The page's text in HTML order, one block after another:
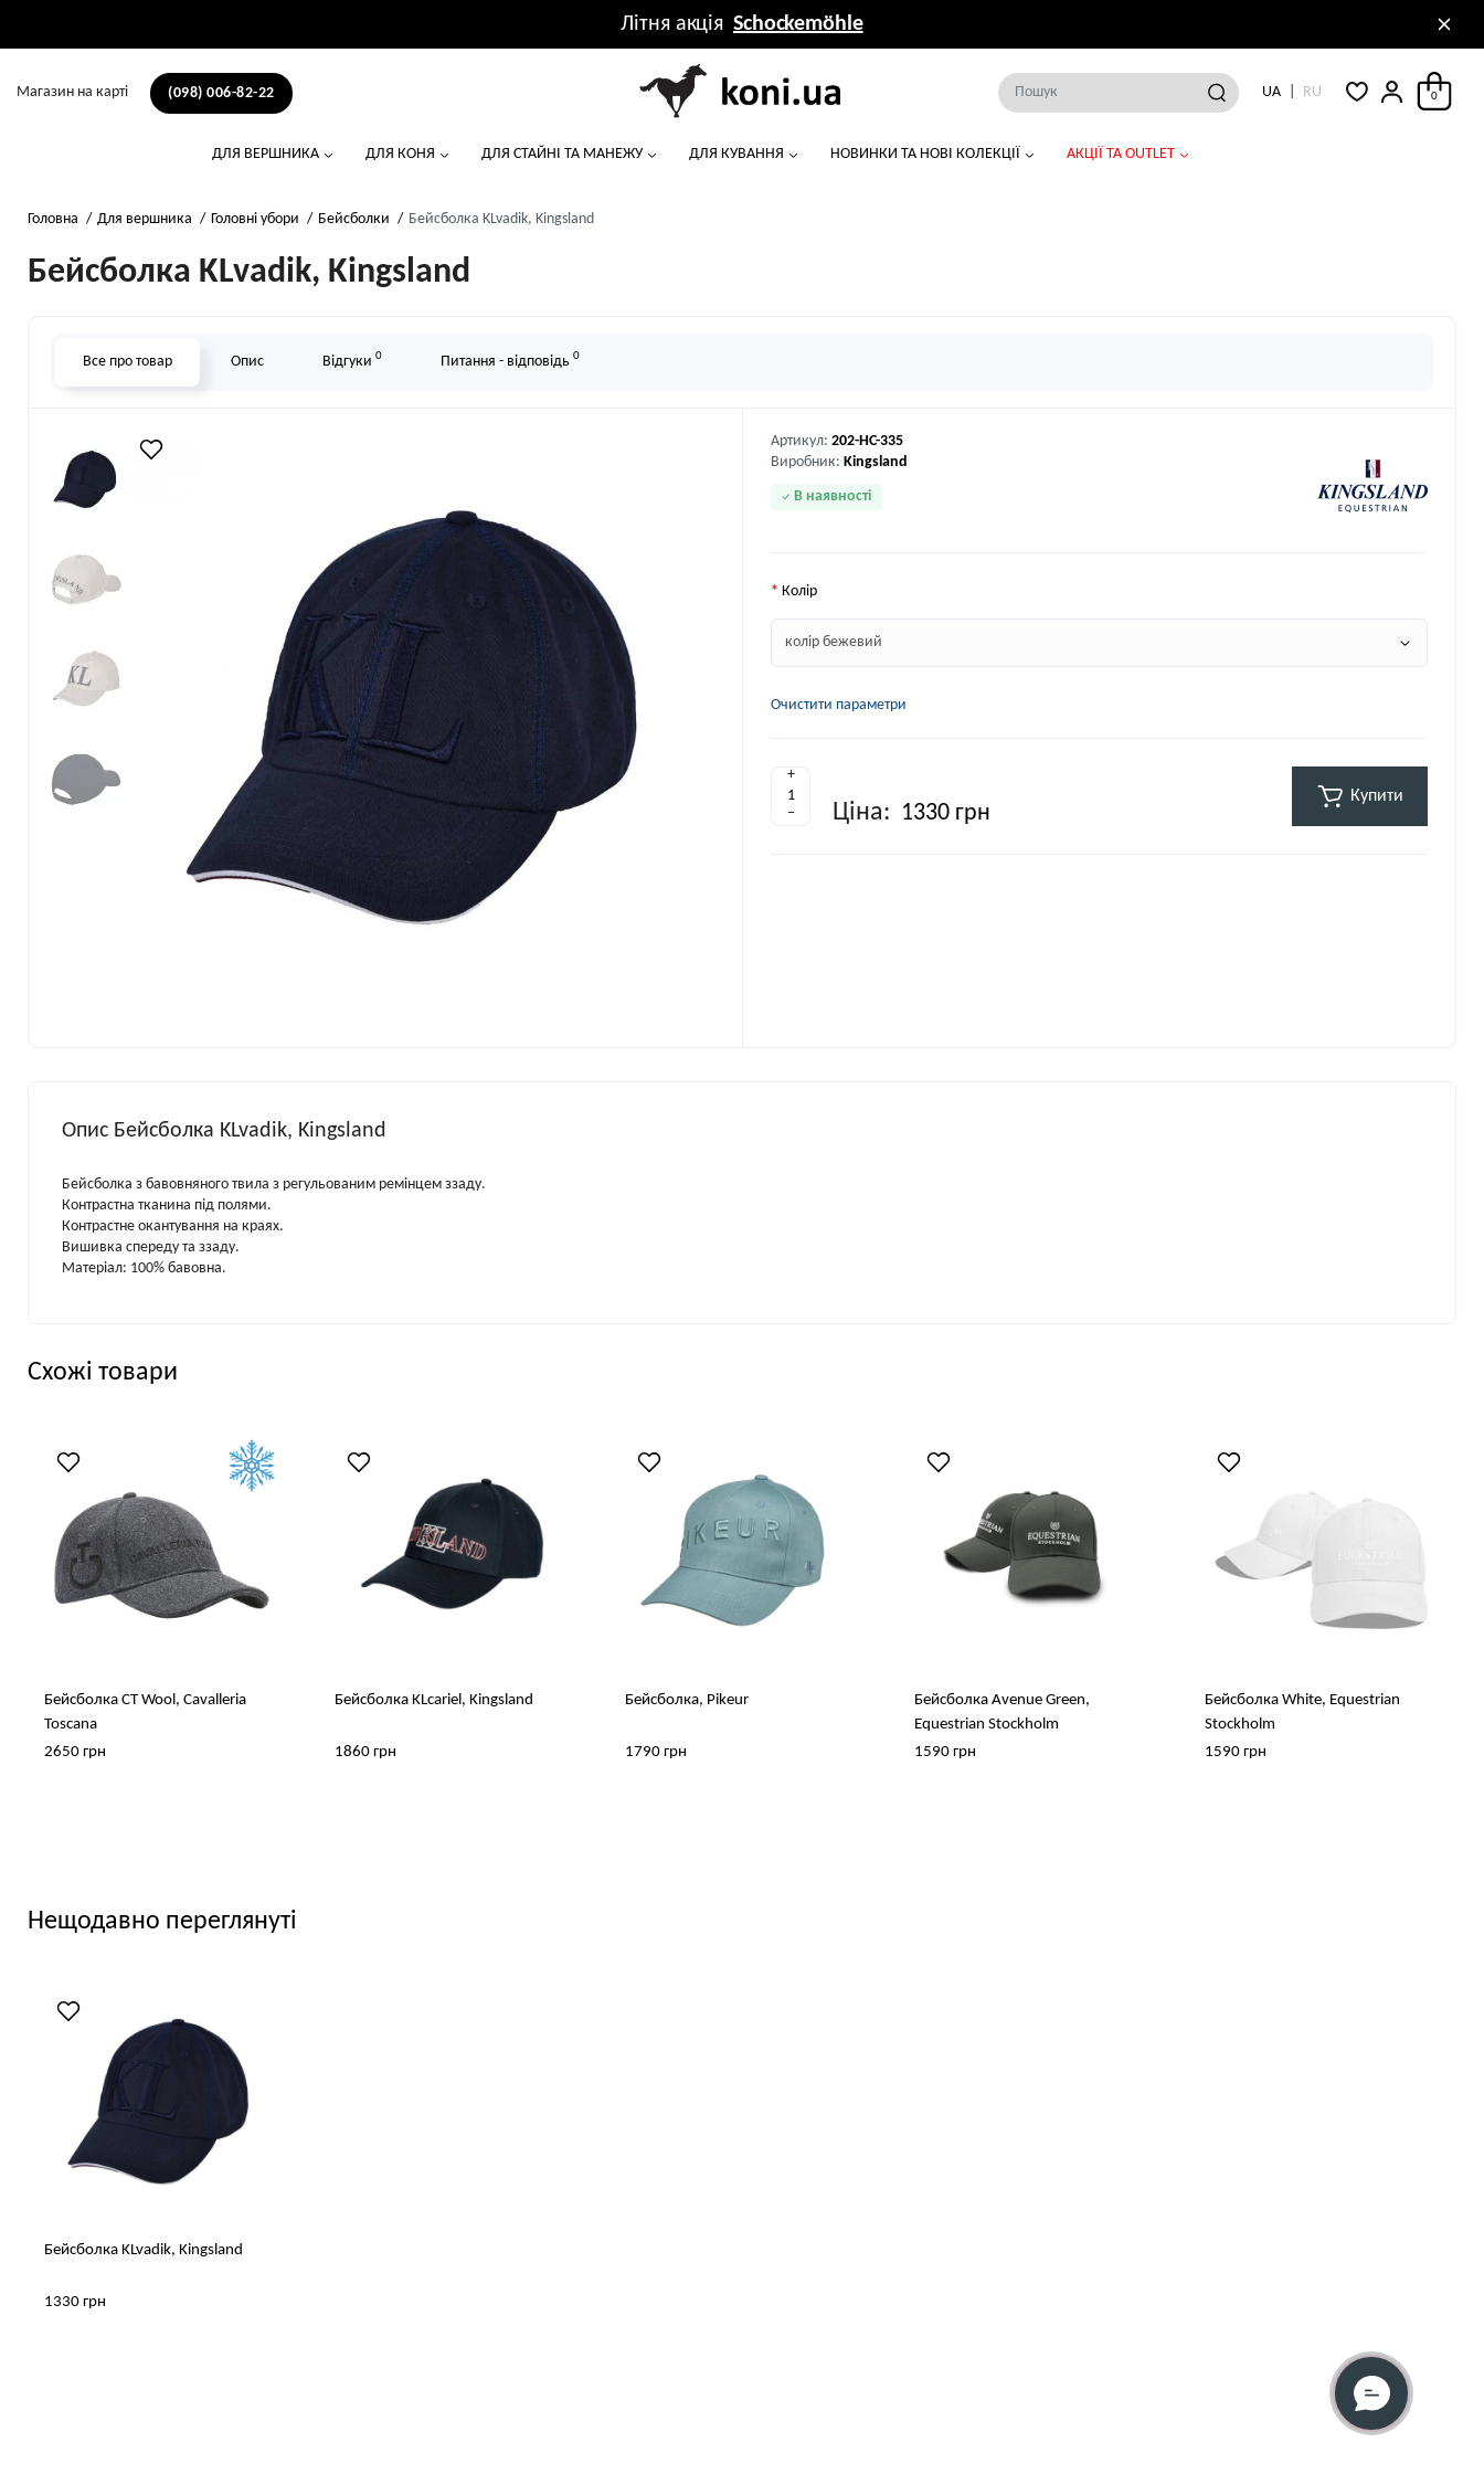
Літня акція Schockemöhle
Магазин на карті (098) 006-82-22 UA RU 0
ДЛЯ ВЕРШНИКА ДЛЯ КОНЯ ДЛЯ СТАЙНІ ТА МАНЕЖУ ДЛЯ КУВАННЯ НОВИНКИ ТА НОВІ КОЛЕКЦІЇ АКЦІЇ ТА OUTLET
Головна Для вершника Головні убори Бейсболки Бейсболка KLvadik, Kingsland
Бейсболка KLvadik, Kingsland
Все про товар Опис Відгуки 0 Питання - відповідь 0
Артикул: 202-HC-335
Виробник: Kingsland
В наявності
Колір
Очистити параметри
+
– Ціна: 1330 грн
Купити
Опис Бейсболка KLvadik, Kingsland
Бейсболка з бавовняного твила з регульованим ремінцем ззаду.
Контрастна тканина під полями.
Контрастне окантування на краях.
Вишивка спереду та ззаду.
Матеріал: 100% бавовна.
Схожі товари
Бейсболка CT Wool, Cavalleria
Toscana
2650 грн
Бейсболка KLcariel, Kingsland
1860 грн
Бейсболка, Pikeur
1790 грн
Бейсболка Avenue Green,
Equestrian Stockholm
1590 грн
Бейсболка White, Equestrian
Stockholm
1590 грн
Нещодавно переглянуті
Бейсболка KLvadik, Kingsland
1330 грн